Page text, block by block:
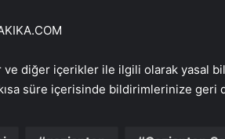
ve diğer içerikler ile ilgili olarak yasal
süre içerisinde bildirimlerinize geri